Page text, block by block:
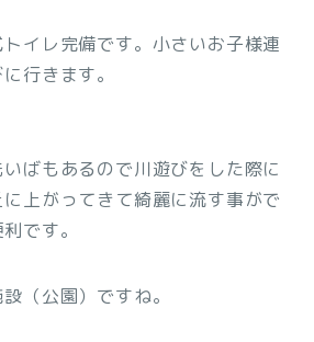
イレ完備です。小さいお子様連
行きます。
ばもあるので川遊びをした際に
上がってきて綺麗に流す事がで
です。
（公園）ですね。